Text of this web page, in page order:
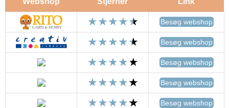
Besøg webshop
Besøg webshop
Besøg webshop
Besøg webshop
Besøg webshop